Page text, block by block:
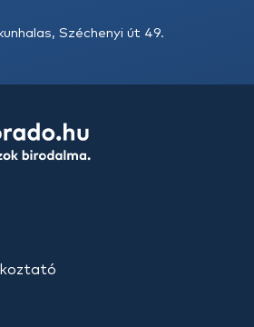
Széchenyi út 49.